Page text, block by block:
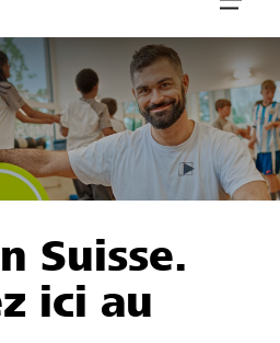
öffnen
organisations
maintenant
Suisse.
ici au